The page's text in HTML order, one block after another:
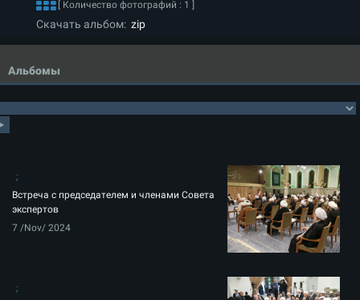
[ Количество фотографий : 1 ]
Скачать альбом: zip
Альбомы
Встреча с председателем и членами Совета
экспертов
7 /Nov/ 2024